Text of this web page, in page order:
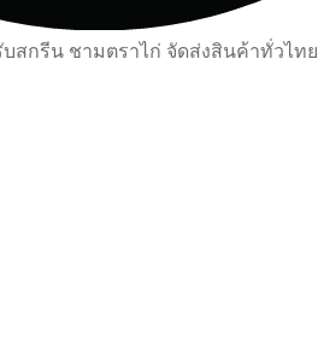
สกรีน ชามตราไก่ จัดส่งสินค้าทั่วไทย